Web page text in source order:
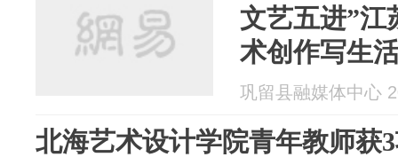
文艺五进”江
术创作写生
巩留县融媒体中心
北海艺术设计学院青年教师获